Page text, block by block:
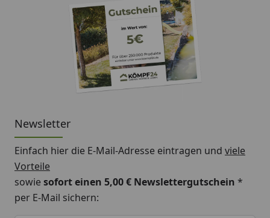
Newsletter
Einfach hier die E-Mail-Adresse eintragen und viele
Vorteile
sowiesofort einen 5,00 € Newslettergutschein *
per E-Mail sichern: